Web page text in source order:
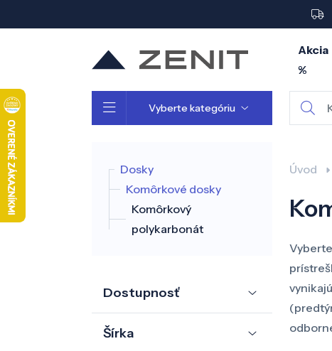
Akcia
%
Vyberte kategóriu
Dosky
Komôrkové dosky
Komôrkový
polykarbonát
Dostupnosť
Šírka
Úvod